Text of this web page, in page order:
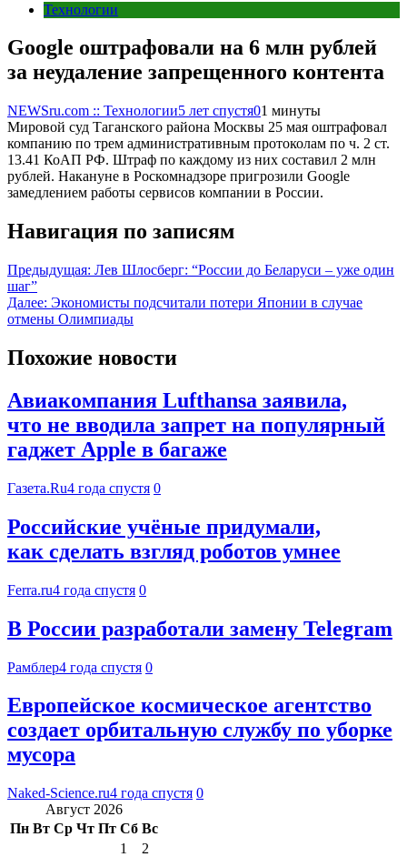
Технологии
Google оштрафовали на 6 млн рублей
за неудаление запрещенного контента
NEWSru.com :: Технологии5 лет спустя01 минуты
Мировой суд Таганского района Москвы 25 мая оштрафовал
компанию по трем административным протоколам по ч. 2 ст.
13.41 КоАП РФ. Штраф по каждому из них составил 2 млн
рублей. Накануне в Роскомнадзоре пригрозили Google
замедлением работы сервисов компании в России.
Навигация по записям
Предыдущая: Лев Шлосберг: “России до Беларуси – уже один
шаг”
Далее: Экономисты подсчитали потери Японии в случае
отмены Олимпиады
Похожие новости
Авиакомпания Lufthansa заявила,
что не вводила запрет на популярный
гаджет Apple в багаже
Газета.Ru4 года спустя 0
Российские учёные придумали,
как сделать взгляд роботов умнее
Ferra.ru4 года спустя 0
В России разработали замену Telegram
Рамблер4 года спустя 0
Европейское космическое агентство
создает орбитальную службу по уборке
мусора
Naked-Science.ru4 года спустя 0
Август 2026
Пн Вт Ср Чт Пт Сб Вс
1
2